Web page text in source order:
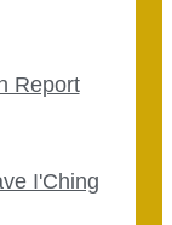
Report
I'Ching